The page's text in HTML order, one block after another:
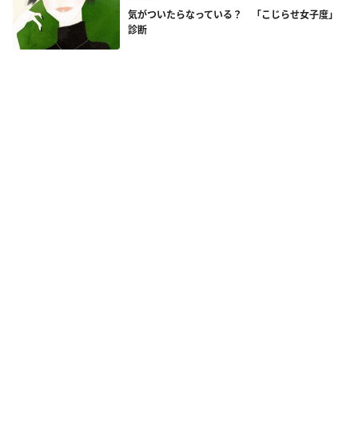
気がついたらなっている？ 「こじらせ女子度」
診断